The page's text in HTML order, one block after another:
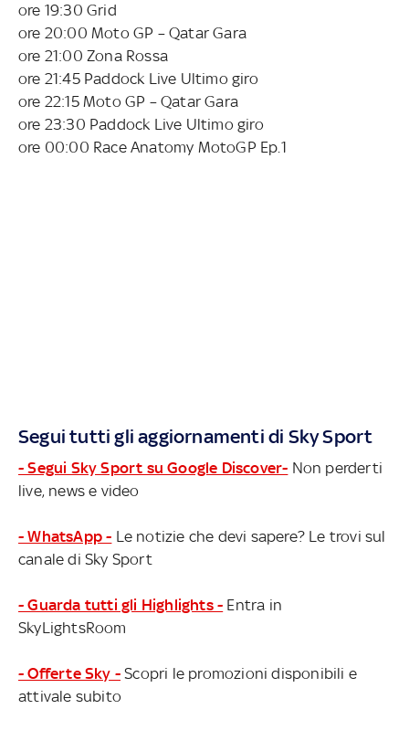
ore 19:30 Grid
ore 20:00 Moto GP – Qatar Gara
ore 21:00 Zona Rossa
ore 21:45 Paddock Live Ultimo giro
ore 22:15 Moto GP – Qatar Gara
ore 23:30 Paddock Live Ultimo giro
ore 00:00 Race Anatomy MotoGP Ep.1
Segui tutti gli aggiornamenti di Sky Sport
- Segui Sky Sport su Google Discover- Non perderti
live, news e video
- WhatsApp - Le notizie che devi sapere? Le trovi sul
canale di Sky Sport
- Guarda tutti gli Highlights - Entra in
SkyLightsRoom
- Offerte Sky - Scopri le promozioni disponibili e
attivale subito